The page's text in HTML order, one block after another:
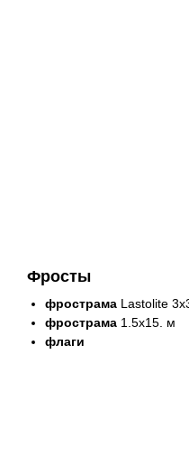
Фросты
фрострама Lastolite
фрострама 1.5х15. м
флаги